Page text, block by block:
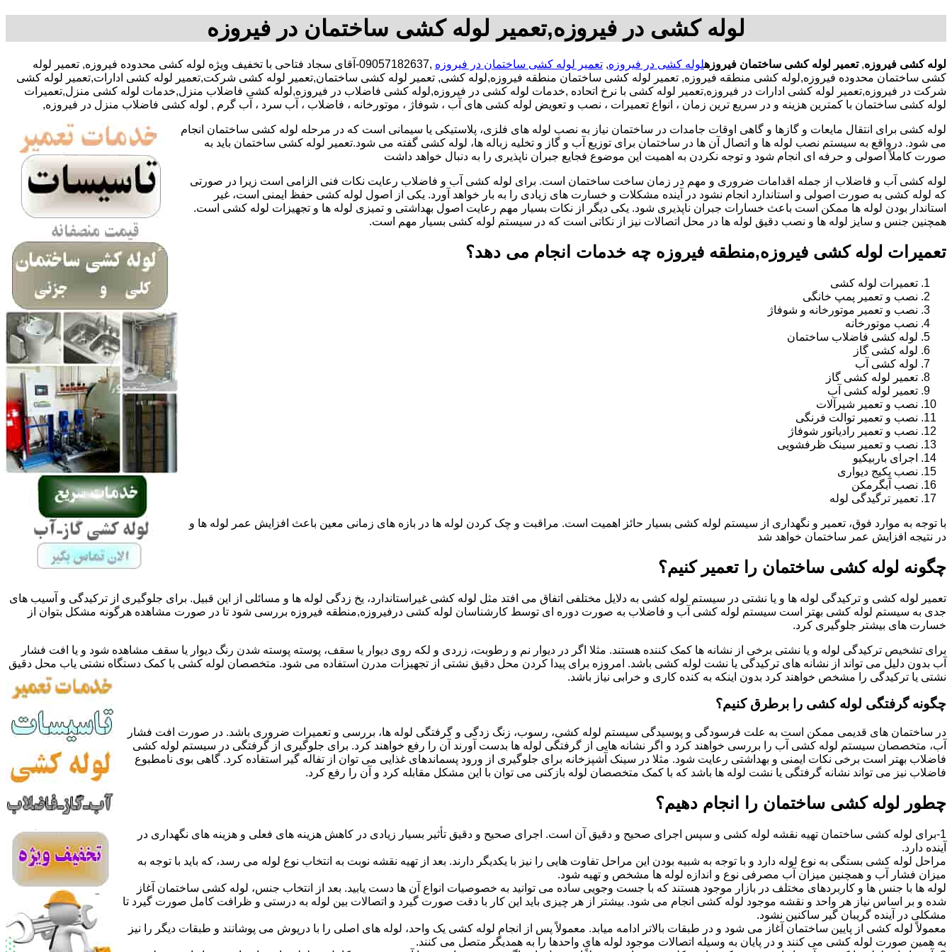
لوله کشی در فیروزه,تعمیر لوله کشی ساختمان در فیروزه
لوله کشی فیروزه,تعمیر لوله کشی ساختمان فیروزهلوله کشی در فیروزه, تعمیر لوله کشی ساختمان در فیروزه
,09057182637-آقای سجاد فتاحی با تخفیف ویژه لوله کشی محدوده فیروزه, تعمیر لوله
کشی ساختمان محدوده فیروزه,لوله کشی منطقه فیروزه, تعمیر لوله کشی ساختمان منطقه فیروزه,لوله کشی, تعمیر لوله کشی ساختمان,تعمیر لوله کشی شرکت,تعمیر لوله کشی ادارات,تعمیر لوله کشی
شرکت در فیروزه,تعمیر لوله کشی ادارات در فیروزه,تعمیر لوله کشی با نرخ اتحاده ,خدمات لوله کشی در فیروزه,لوله کشی فاضلاب در فیروزه,لوله کشی فاضلاب منزل,خدمات لوله کشی منزل,تعمیرات
لوله کشی ساختمان با کمترین هزینه و در سریع ترین زمان ، انواع تعمیرات ، نصب و تعویض لوله کشی های آب ، شوفاژ ، موتورخانه ، فاضلاب ، آب سرد ، آب گرم , لوله کشی فاضلاب منزل در فیروزه,
لوله کشی برای انتقال مایعات و گازها و گاهی اوقات جامدات در ساختمان نیاز به نصب لوله های فلزی، پلاستیکی یا سیمانی است که در مرحله لوله کشی ساختمان انجام
می شود. درواقع به سیستم نصب لوله ها و اتصال آن ها در ساختمان برای توزیع آب و گاز و تخلیه زباله ها، لوله کشی گفته می شود.تعمیر لوله کشی ساختمان باید به
صورت کاملاً اصولی و حرفه ای انجام شود و توجه نکردن به اهمیت این موضوع فجایع جبران ناپذیری را به دنبال خواهد داشت
لوله کشی آب و فاضلاب از جمله اقدامات ضروری و مهم در زمان ساخت ساختمان است. برای لوله کشی آب و فاضلاب رعایت نکات فنی الزامی است زیرا در صورتی
که لوله کشی به صورت اصولی و استاندارد انجام نشود در آینده مشکلات و خسارت های زیادی را به بار خواهد آورد. یکی از اصول لوله کشی حفظ ایمنی است، غیر
استاندار بودن لوله ها ممکن است باعث خسارات جبران ناپذیری شود. یکی دیگر از نکات بسیار مهم رعایت اصول بهداشتی و تمیزی لوله ها و تجهیزات لوله کشی است.
همچنین جنس و سایز لوله ها و نصب دقیق لوله ها در محل اتصالات نیز از نکاتی است که در سیستم لوله کشی بسیار مهم است.
تعمیرات لوله کشی فیروزه,منطقه فیروزه چه خدمات انجام می دهد؟
تعمیرات لوله کشی
نصب و تعمیر پمپ خانگی
نصب و تعمیر موتورخانه و شوفاژ
نصب موتورخانه
لوله کشی فاضلاب ساختمان
لوله کشی گاز
لوله کشی آب
تعمیر لوله کشی گاز
تعمیر لوله کشی آب
نصب و تعمیر شیرآلات
نصب و تعمیر توالت فرنگی
نصب و تعمیر رادیاتور شوفاژ
نصب و تعمیر سینک ظرفشویی
اجرای باربیکیو
نصب پکیج دیواری
نصب آبگرمکن
تعمیر ترگیدگی لوله
با توجه به موارد فوق، تعمیر و نگهداری از سیستم لوله کشی بسیار حائز اهمیت است. مراقبت و چک کردن لوله ها در بازه های زمانی معین باعث افزایش عمر لوله ها و
در نتیجه افزایش عمر ساختمان خواهد شد
چگونه لوله کشی ساختمان را تعمیر کنیم؟
تعمیر لوله کشی و ترکیدگی لوله ها و یا نشتی در سیستم لوله کشی به دلایل مختلفی اتفاق می افتد مثل لوله کشی غیراستاندارد، یخ زدگی لوله ها و مسائلی از این قبیل. برای جلوگیری از ترکیدگی و آسیب های
جدی به سیستم لوله کشی بهتر است سیستم لوله کشی آب و فاضلاب به صورت دوره ای توسط کارشناسان لوله کشی درفیروزه,منطقه فیروزه بررسی شود تا در صورت مشاهده هرگونه مشکل بتوان از
خسارت های بیشتر جلوگیری کرد.
برای تشخیص ترکیدگی لوله و یا نشتی برخی از نشانه ها کمک کننده هستند. مثلا اگر در دیوار نم و رطوبت، زردی و لکه روی دیوار یا سقف، پوسته پوسته شدن رنگ دیوار یا سقف مشاهده شود و یا افت فشار
آب بدون دلیل می تواند از نشانه های ترکیدگی یا نشت لوله کشی باشد. امروزه برای پیدا کردن محل دقیق نشتی از تجهیزات مدرن استفاده می شود. متخصصان لوله کشی با کمک دستگاه نشتی یاب محل دقیق
نشتی یا ترکیدگی را مشخص خواهند کرد بدون اینکه به کنده کاری و خرابی نیاز باشد.
چگونه گرفتگی لوله کشی را برطرق کنیم؟
در ساختمان های قدیمی ممکن است به علت فرسودگی و پوسیدگی سیستم لوله کشی، رسوب، زنگ زدگی و گرفتگی لوله ها، بررسی و تعمیرات ضروری باشد. در صورت افت فشار
آب، متخصصان سیستم لوله کشی آب را بررسی خواهند کرد و اگر نشانه هایی از گرفتگی لوله ها بدست آورند آن را رفع خواهند کرد. برای جلوگیری از گرفتگی در سیستم لوله کشی
فاضلاب بهتر است برخی نکات ایمنی و بهداشتی رعایت شود. مثلا در سینک آشپزخانه برای جلوگیری از ورود پسماندهای غذایی می توان از تفاله گیر استفاده کرد. گاهی بوی نامطبوع
فاضلاب نیز می تواند نشانه گرفتگی یا نشت لوله ها باشد که با کمک متخصصان لوله بازکنی می توان با این مشکل مقابله کرد و آن را رفع کرد.
چطور لوله کشی ساختمان را انجام دهیم؟
1-برای لوله کشی ساختمان تهیه نقشه لوله کشی و سپس اجرای صحیح و دقیق آن است. اجرای صحیح و دقیق تأثیر بسیار زیادی در کاهش هزینه های فعلی و هزینه های نگهداری در
آینده دارد.
مراحل لوله کشی بستگی به نوع لوله دارد و با توجه به شبیه بودن این مراحل تفاوت هایی را نیز با یکدیگر دارند. بعد از تهیه نقشه نوبت به انتخاب نوع لوله می رسد، که باید با توجه به
میزان فشار آب و همچنین میزان آب مصرفی نوع و اندازه لوله ها مشخص و تهیه شود.
لوله ها با جنس ها و کاربردهای مختلف در بازار موجود هستند که با جست وجویی ساده می توانید به خصوصیات انواع آن ها دست یابید. بعد از انتخاب جنس، لوله کشی ساختمان آغاز
شده و بر اساس نیاز هر واحد و نقشه موجود لوله کشی انجام می شود. بیشتر از هر چیزی باید این کار با دقت صورت گیرد و اتصالات بین لوله به درستی و ظرافت کامل صورت گیرد تا
مشکلی در آینده گریبان گیر ساکنین نشود.
معمولاً لوله کشی از پایین ساختمان آغاز می شود و در طبقات بالاتر ادامه میابد. معمولاً پس از انجام لوله کشی یک واحد، لوله های اصلی را با درپوش می پوشانند و طبقات دیگر را نیز
به همین صورت لوله کشی می کنند و در پایان به وسیله اتصالات موجود لوله های واحدها را به همدیگر متصل می کنند.